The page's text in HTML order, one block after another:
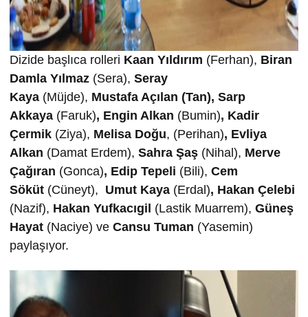
Dizide başlıca rolleri Kaan Yıldırım (Ferhan), Biran
Damla Yılmaz (Sera), Seray
Kaya (Müjde), Mustafa Açılan (Tan), Sarp
Akkaya (Faruk), Engin Alkan (Bumin), Kadir
Çermik (Ziya), Melisa Doğu, (Perihan), Evliya
Alkan (Damat Erdem), Sahra Şaş (Nihal), Merve
Çağıran (Gonca), Edip Tepeli (Bili), Cem
Söküt (Cüneyt), Umut Kaya (Erdal), Hakan Çelebi
(Nazif), Hakan Yufkacıgil (Lastik Muarrem), Güneş
Hayat (Naciye) ve Cansu Tuman (Yasemin)
paylaşıyor.